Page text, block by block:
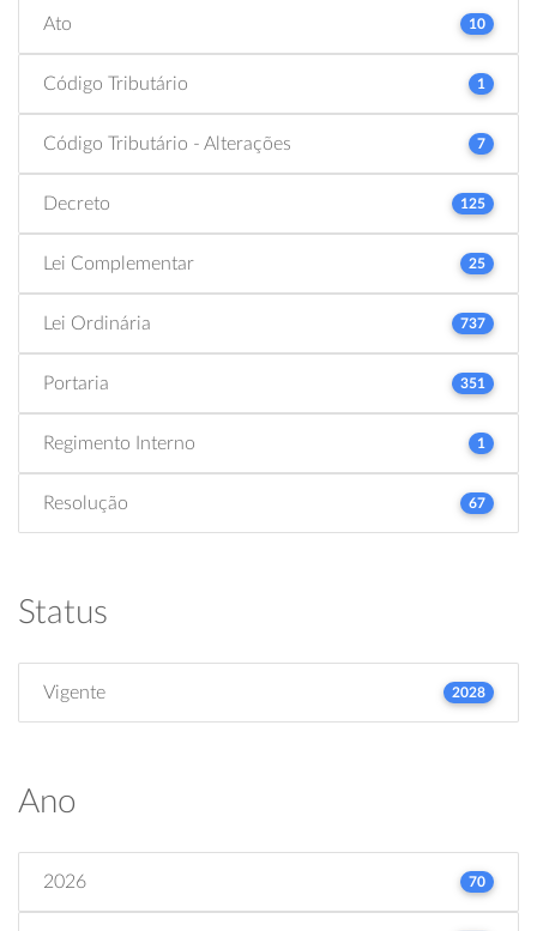
Ato 10
Código Tributário 1
Código Tributário - Alterações 7
Decreto 125
Lei Complementar 25
Lei Ordinária 737
Portaria 351
Regimento Interno 1
Resolução 67
Status
Vigente 2028
Ano
2026 70